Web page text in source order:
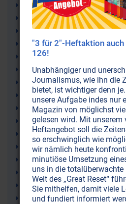
Israellobby
Schweiz
Schweizer Banken
Alphonse D’Amato
Edgar Bronfman
Antisemitismus
Rechtsextremismus
Rassismus
Pressekampagnen
Political Correctness
Simon Wiesenthal
Manipulation
Kurt Waldheim
Journalismus
Sammelklagen
Jörg Haider
"3 für 2"-Heftaktion
126!
Unabhängiger und
Journalismus, wie ihn die
bietet, ist wichtiger denn
unsere Aufgabe indes nur
Magazin von möglichst
gelesen wird. Mit unserem
Heftangebot soll die
so erschwinglich wie
wir nämlich heute
minutiöse Umsetzung
uns in die
Welt des „Great Reset“
Sie mithelfen, damit viele
und fundiert informiert